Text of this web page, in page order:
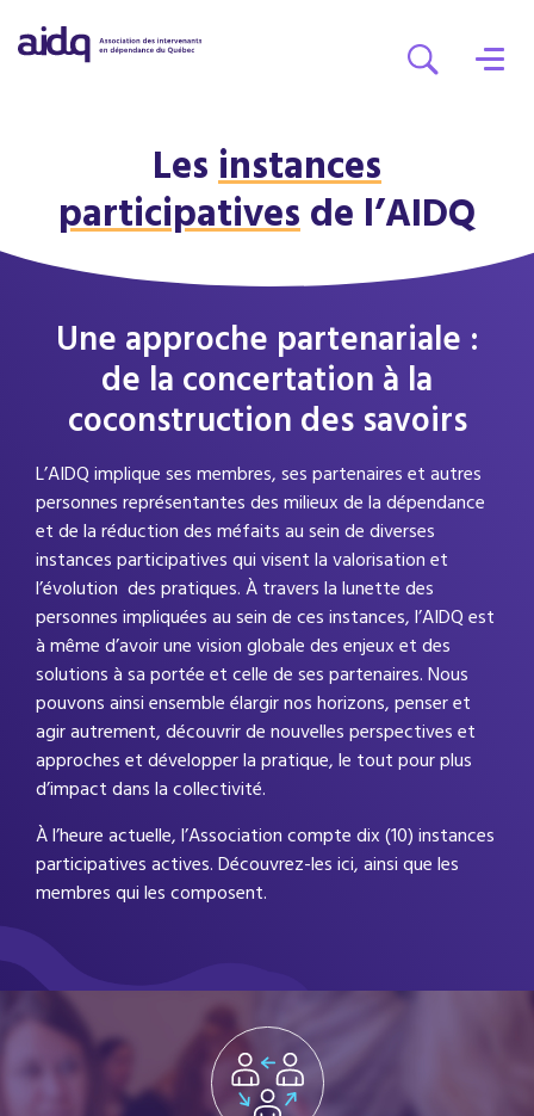
Les instances
participatives de l’AIDQ
Une approche partenariale :
de la concertation à la
coconstruction des savoirs
L’AIDQ implique ses membres, ses partenaires et autres
personnes représentantes des milieux de la dépendance
et de la réduction des méfaits au sein de diverses
instances participatives qui visent la valorisation et
l’évolution des pratiques. À travers la lunette des
personnes impliquées au sein de ces instances, l’AIDQ est
à même d’avoir une vision globale des enjeux et des
solutions à sa portée et celle de ses partenaires. Nous
pouvons ainsi ensemble élargir nos horizons, penser et
agir autrement, découvrir de nouvelles perspectives et
approches et développer la pratique, le tout pour plus
d’impact dans la collectivité.
À l’heure actuelle, l’Association compte dix (10) instances
participatives actives. Découvrez-les ici, ainsi que les
membres qui les composent.